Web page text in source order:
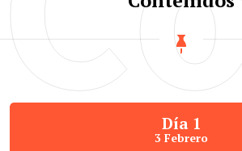
Día 1
3 Febrero